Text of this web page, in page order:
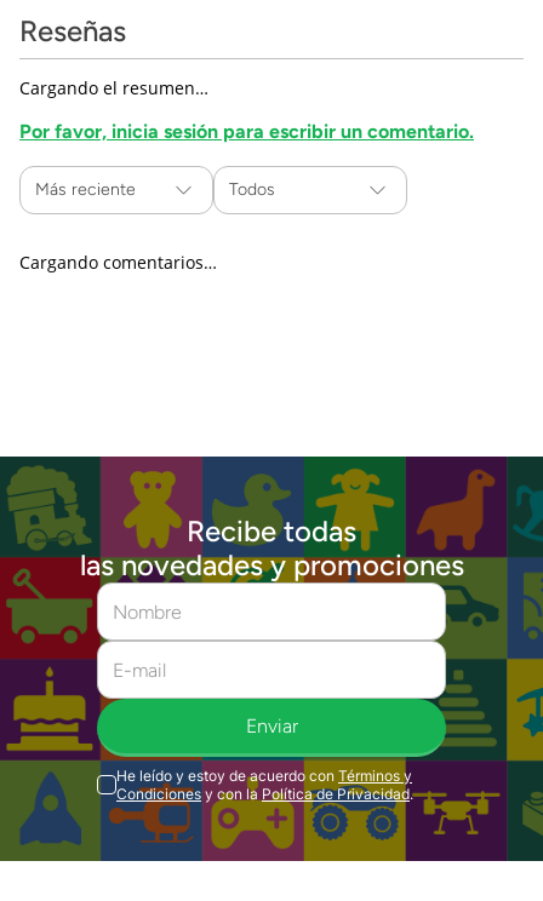
Reseñas
Cargando el resumen…
Por favor, inicia sesión para escribir un comentario.
Más reciente Todos
Cargando comentarios…
Recibe todas
las novedades y promociones
Enviar
He leído y estoy de acuerdo con Términos y
Condiciones y con la Política de Privacidad.